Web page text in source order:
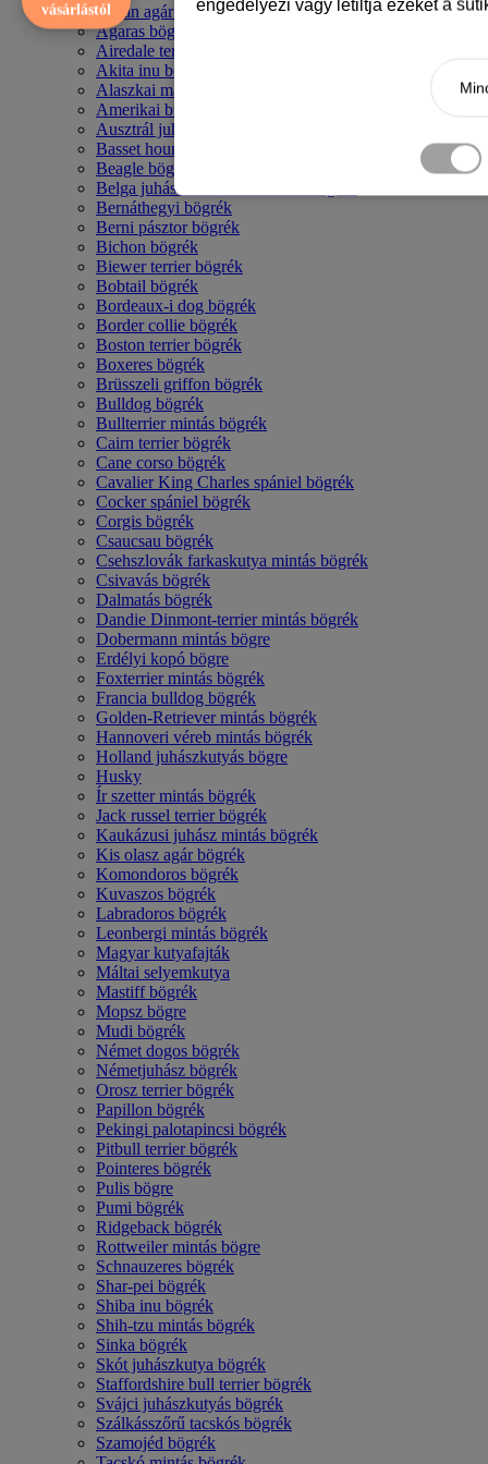
Afgán agár bögrék
Agaras bögrék
Airedale terrier mintás bögre
Akita inu bögrék
Alaszkai malamut bögrék
Amerikai bulldog mintás bögrék
Ausztrál juhászkutya bögrék
Basset hound mintás bögrék
Beagle bögrék
Belga juhász - malinois mintás bögrék
Bernáthegyi bögrék
Berni pásztor bögrék
Bichon bögrék
Biewer terrier bögrék
Bobtail bögrék
Bordeaux-i dog bögrék
Border collie bögrék
Boston terrier bögrék
Boxeres bögrék
Brüsszeli griffon bögrék
Bulldog bögrék
Bullterrier mintás bögrék
Cairn terrier bögrék
Cane corso bögrék
Cavalier King Charles spániel bögrék
Cocker spániel bögrék
Corgis bögrék
Csaucsau bögrék
Csehszlovák farkaskutya mintás bögrék
Csivavás bögrék
Dalmatás bögrék
Dandie Dinmont-terrier mintás bögrék
Dobermann mintás bögre
Erdélyi kopó bögre
Foxterrier mintás bögrék
Francia bulldog bögrék
Golden-Retriever mintás bögrék
Hannoveri véreb mintás bögrék
Holland juhászkutyás bögre
Husky
Ír szetter mintás bögrék
Jack russel terrier bögrék
Kaukázusi juhász mintás bögrék
Kis olasz agár bögrék
Komondoros bögrék
Kuvaszos bögrék
Labradoros bögrék
Leonbergi mintás bögrék
Magyar kutyafajták
Máltai selyemkutya
Mastiff bögrék
Mopsz bögre
Mudi bögrék
Német dogos bögrék
Németjuhász bögrék
Orosz terrier bögrék
Papillon bögrék
Pekingi palotapincsi bögrék
Pitbull terrier bögrék
Pointeres bögrék
Pulis bögre
Pumi bögrék
Ridgeback bögrék
Rottweiler mintás bögre
Schnauzeres bögrék
Shar-pei bögrék
Shiba inu bögrék
Shih-tzu mintás bögrék
Sinka bögrék
Skót juhászkutya bögrék
Staffordshire bull terrier bögrék
Svájci juhászkutyás bögrék
Szálkásszőrű tacskós bögrék
Szamojéd bögrék
vásárlástól
engedélyezi vagy letiltja ezeket a